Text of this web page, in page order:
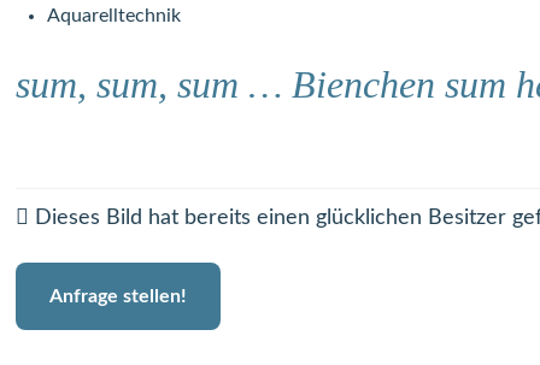
Aquarelltechnik
sum, sum, sum … Bienchen sum
Dieses Bild hat bereits einen glücklichen Besitzer
Anfrage stellen!